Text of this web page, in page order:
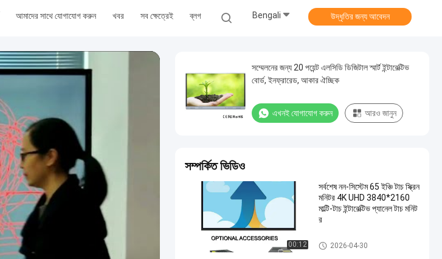
আমাদের সাথে যোগাযোগ করুন খবর সব ক্ষেত্রেই ব্লগ Bengali উদ্ধৃতির জন্য আবেদন
সম্মেলনের জন্য 20 পয়েন্ট এলসিডি ডিজিটাল স্মার্ট ইন্টারেক্টিভ
বোর্ড, ইনফ্রারেড, আকার ঐচ্ছিক
এখনই যোগাযোগ করুন আরও জানুন
সম্পর্কিত ভিডিও
00:12
সর্বশেষ নন-সিস্টেম 65 ইঞ্চি টাচ স্ক্রিন
মনিটর 4K UHD 3840*2160
মাল্টি-টাচ ইন্টারেক্টিভ প্যানেল টাচ মনিট
র
ইন্টারেক্টিভ টাচ স্ক্রিন মনিটর
2026-04-30